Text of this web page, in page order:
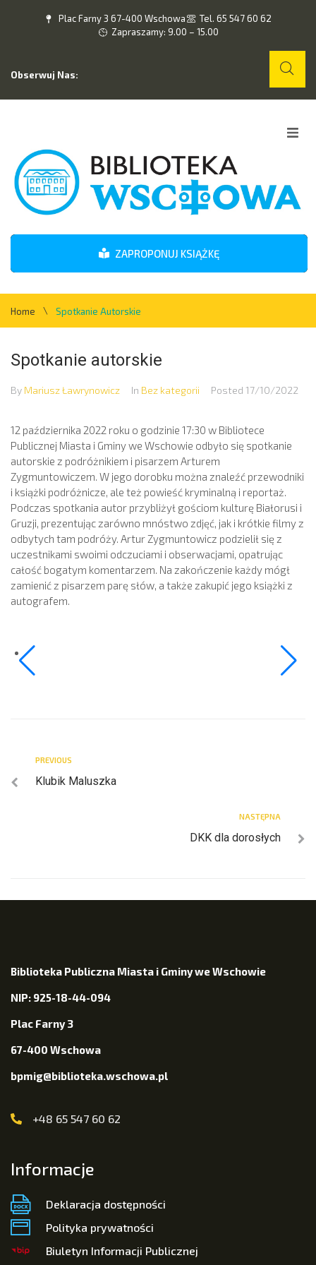
Plac Farny 3 67-400 Wschowa
Tel. 65 547 60 62
Zapraszamy: 9.00 – 15.00
Obserwuj Nas:
O nas
Wydarzenia
Kontakt
ZAPROPONUJ KSIĄŻKĘ
Home \ Spotkanie Autorskie
Spotkanie autorskie
By Mariusz Ławrynowicz In Bez kategorii Posted 17/10/2022
12 października 2022 roku o godzinie 17:30 w Bibliotece
Publicznej Miasta i Gminy we Wschowie odbyło się spotkanie
autorskie z podróżnikiem i pisarzem Arturem
Zygmuntowiczem. W jego dorobku można znaleźć przewodniki
i książki podróżnicze, ale też powieść kryminalną i reportaż.
Podczas spotkania autor przybliżył gościom kulturę Białorusi i
Gruzji, prezentując zarówno mnóstwo zdjęć, jak i krótkie filmy z
odbytych tam podróży. Artur Zygmuntowicz podzielił się z
uczestnikami swoimi odczuciami i obserwacjami, opatrując
całość bogatym komentarzem. Na zakończenie każdy mógł
zamienić z pisarzem parę słów, a także zakupić jego książki z
autografem.
PREVIOUS
Klubik Maluszka
NASTĘPNA
DKK dla dorosłych
Biblioteka Publiczna Miasta i Gminy we Wschowie
NIP: 925-18-44-094
Plac Farny 3
67-400 Wschowa
bpmig@biblioteka.wschowa.pl
+48 65 547 60 62
Informacje
Deklaracja dostępności
Polityka prywatności
Biuletyn Informacji Publicznej